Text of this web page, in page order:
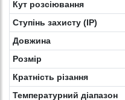
Кут розсіювання
Ступінь захисту (IP)
Довжина
Розмір
Кратність різання
Температурний діапазон